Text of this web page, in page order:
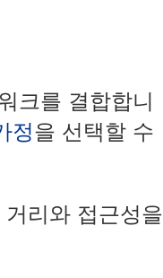
크를 결합합니
정을 선택할 수
리와 접근성을